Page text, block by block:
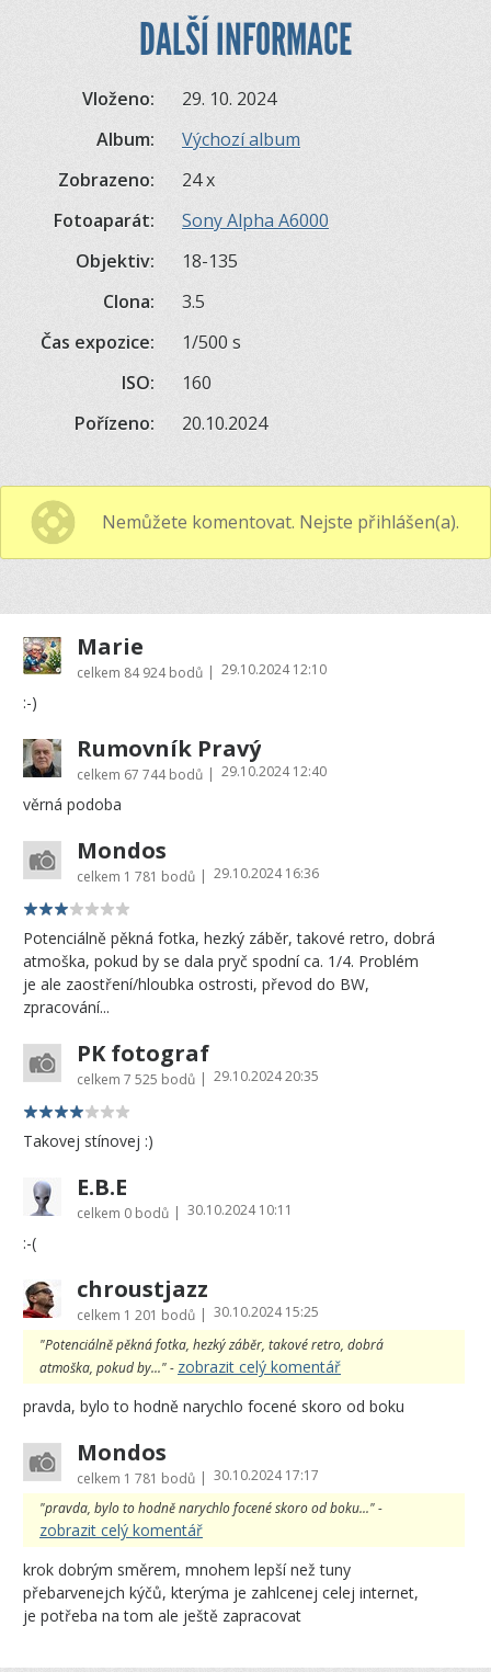
DALŠÍ INFORMACE
Vloženo:
29. 10. 2024
Album:
Výchozí album
Zobrazeno:
24 x
Fotoaparát:
Sony Alpha A6000
Objektiv:
18-135
Clona:
3.5
Čas expozice:
1/500 s
ISO:
160
Pořízeno:
20.10.2024
Nemůžete komentovat. Nejste přihlášen(a).
Marie
celkem 84 924 bodů | 29.10.2024 12:10
:-)
Rumovník Pravý
celkem 67 744 bodů | 29.10.2024 12:40
věrná podoba
Mondos
celkem 1 781 bodů | 29.10.2024 16:36
Potenciálně pěkná fotka, hezký záběr, takové retro, dobrá
atmoška, pokud by se dala pryč spodní ca. 1/4. Problém
je ale zaostření/hloubka ostrosti, převod do BW,
zpracování...
PK fotograf
celkem 7 525 bodů | 29.10.2024 20:35
Takovej stínovej :)
E.B.E
celkem 0 bodů | 30.10.2024 10:11
:-(
chroustjazz
celkem 1 201 bodů | 30.10.2024 15:25
"Potenciálně pěkná fotka, hezký záběr, takové retro, dobrá
atmoška, pokud by..." - zobrazit celý komentář
pravda, bylo to hodně narychlo focené skoro od boku
Mondos
celkem 1 781 bodů | 30.10.2024 17:17
"pravda, bylo to hodně narychlo focené skoro od boku..." -
zobrazit celý komentář
krok dobrým směrem, mnohem lepší než tuny
přebarvenejch kýčů, kterýma je zahlcenej celej internet,
je potřeba na tom ale ještě zapracovat